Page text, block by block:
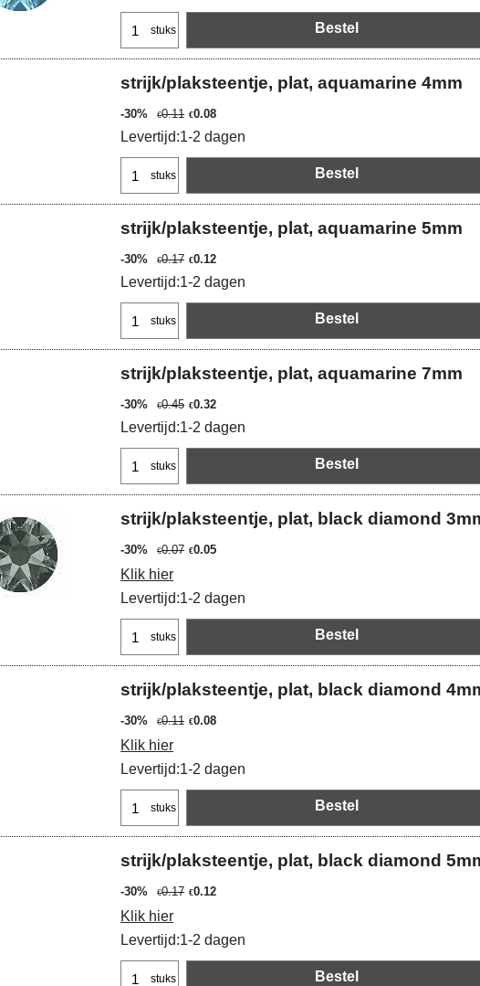
stuks Bestel
strijk/plaksteentje, plat, aquamarine 4mm
-30% €0.11 €0.08
Levertijd:1-2 dagen
stuks Bestel
strijk/plaksteentje, plat, aquamarine 5mm
-30% €0.17 €0.12
Levertijd:1-2 dagen
stuks Bestel
strijk/plaksteentje, plat, aquamarine 7mm
-30% €0.45 €0.32
Levertijd:1-2 dagen
stuks Bestel
strijk/plaksteentje, plat, black diamond
-30% €0.07 €0.05
Klik hier
Levertijd:1-2 dagen
stuks Bestel
strijk/plaksteentje, plat, black diamond
-30% €0.11 €0.08
Klik hier
Levertijd:1-2 dagen
stuks Bestel
strijk/plaksteentje, plat, black diamond
-30% €0.17 €0.12
Klik hier
Levertijd:1-2 dagen
stuks Bestel